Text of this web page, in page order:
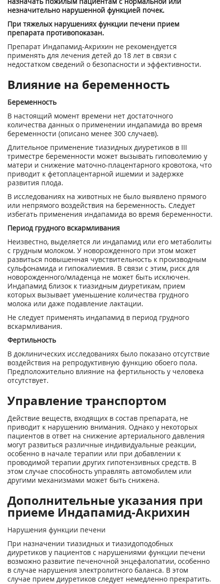
незначительно нарушенной функцией почек.
При тяжелых нарушениях функции печени прием
препарата противопоказан.
Препарат Индапамид-Акрихин не рекомендуется
применять для лечения детей до 18 лет в связи с
недостатком сведений о безопасности и эффективности.
Влияние на беременность
Беременность
В настоящий момент времени нет достаточного
количества данных о применении индапамида во время
беременности (описано менее 300 случаев).
Длительное применение тиазидных диуретиков в III
триместре беременности может вызывать гиповолемию у
матери и снижение маточно-плацентарного кровотока, что
приводит к фетоплацентарной ишемии и задержке
развития плода.
В исследованиях на животных не было выявлено прямого
или непрямого воздействия на беременность. Следует
избегать применения индапамида во время беременности.
Период грудного вскармливания
Неизвестно, выделяется ли индапамид или его метаболиты
с грудным молоком. У новорожденного при этом может
развиться повышенная чувствительность к производным
сульфонамида и гипокалиемия. В связи с этим, риск для
новорожденного/младенца не может быть исключен.
Индапамид близок к тиазидным диуретикам, прием
которых вызывает уменьшение количества грудного
молока или даже подавление лактации.
Не следует применять индапамид в период грудного
вскармливания.
Фертильность
В доклинических исследованиях было показано отсутствие
воздействия на репродуктивную функцию обоего пола.
Предположительно влияние на фертильность у человека
отсутствует.
Управление транспортом
Действие веществ, входящих в состав препарата, не
приводит к нарушению внимания. Однако у некоторых
пациентов в ответ на снижение артериального давления
могут развиться различные индивидуальные реакции,
особенно в начале терапии или при добавлении к
проводимой терапии других гипотензивных средств. В
этом случае способность управлять автомобилем или
другими механизмами может быть снижена.
Дополнительные указания при
приеме Индапамид-Акрихин
Нарушения функции печени
При назначении тиазидных и тиазидоподобных
диуретиков у пациентов с нарушениями функции печени
возможно развитие печеночной энцефалопатии, особенно
в случае нарушения электролитного баланса. В этом
случае прием диуретиков следует немедленно прекратить.